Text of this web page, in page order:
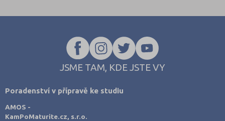
JSME TAM, KDE JSTE VY
Poradenství v přípravě ke studiu
AMOS -
KamPoMaturite.cz, s.r.o.